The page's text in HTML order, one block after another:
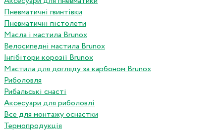
Пневматичні гвинтівки
Пневматичні пістолети
Масла і мастила Brunox
Велосипедні мастила Brunox
Інгібітори корозії Brunox
Мастила для догляду за карбоном Brunox
Риболовля
Рибальські снасті
Аксесуари для риболовлі
Все для монтажу оснастки
Термопродукція